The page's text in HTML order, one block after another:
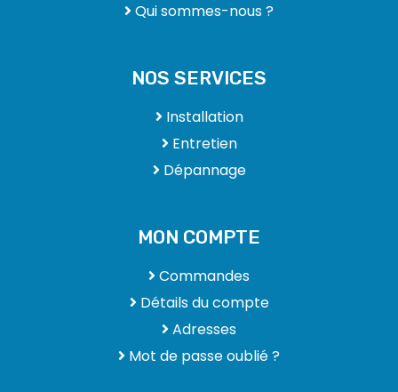
Qui sommes-nous ?
NOS SERVICES
Installation
Entretien
Dépannage
MON COMPTE
Commandes
Détails du compte
Adresses
Mot de passe oublié ?